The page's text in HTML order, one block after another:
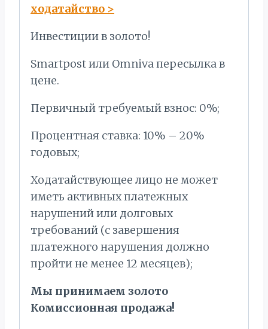
ходатайство >
Инвестиции в золото!
Smartpost или Omniva пересылка в
цене.
Первичный требуемый взнос: 0%;
Процентная ставка: 10% – 20%
годовых;
Ходатайствующее лицо не может
иметь активных платежных
нарушений или долговых
требований (с завершения
платежного нарушения должно
пройти не менее 12 месяцев);
Мы принимаем золото
Комиссионная продажа!